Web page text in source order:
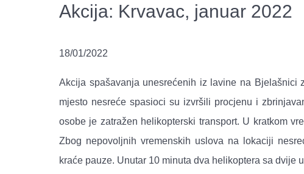
Akcija: Krvavac, januar 2022
18/01/2022
Akcija spašavanja unesrećenih iz lavine na Bjelašnici
mjesto nesreće spasioci su izvršili procjenu i
osobe je zatražen helikopterski transport. U kratkom
Zbog nepovoljnih vremenskih uslova na lokaciji
kraće pauze. Unutar 10 minuta dva helikoptera sa